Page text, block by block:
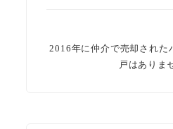
2016年に仲介で売却された
戸はありま